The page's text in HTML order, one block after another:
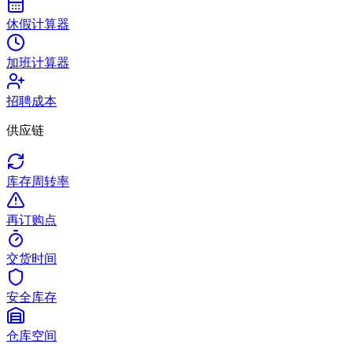
休假计算器
加班计算器
招聘成本
供应链
库存周转率
再订购点
交货时间
安全库存
仓库空间